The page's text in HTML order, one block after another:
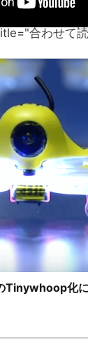
動画です！
合わせて
Tinywhoop化